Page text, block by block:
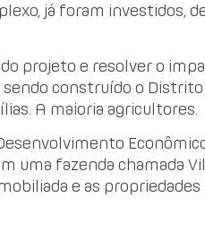
já foram investidos,
projeto e resolver o
sendo construído o
A maioria agricultores.
uma fazenda chamada
e as